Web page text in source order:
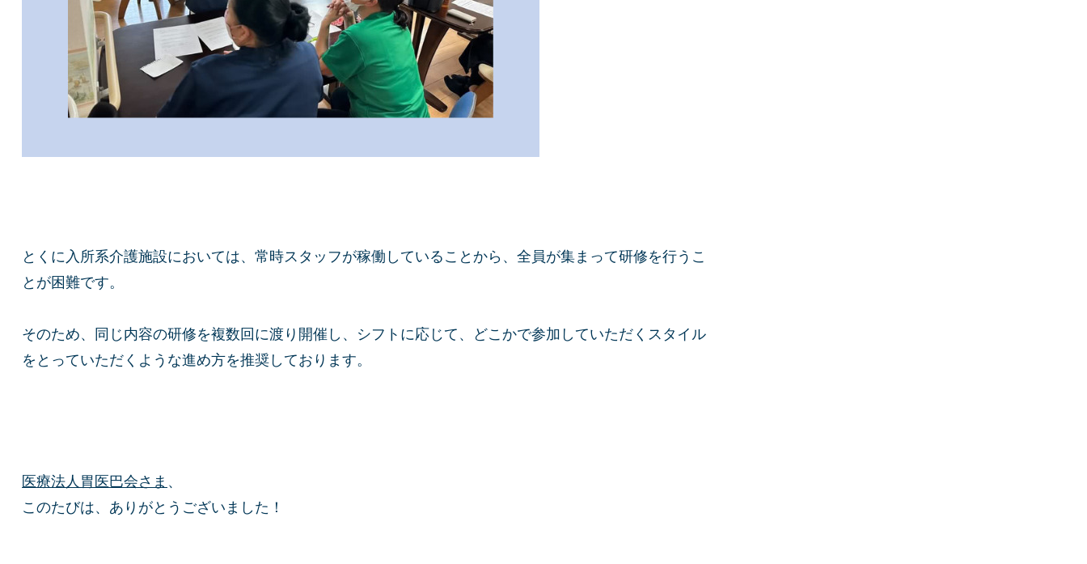
とくに入所系介護施設においては、常時スタッフが稼働していることから、全員が集まって研修を行うこ
とが困難です。
そのため、同じ内容の研修を複数回に渡り開催し、シフトに応じて、どこかで参加していただくスタイル
をとっていただくような進め方を推奨しております。
医療法人胃医巴会さま 、
このたびは、ありがとうございました！